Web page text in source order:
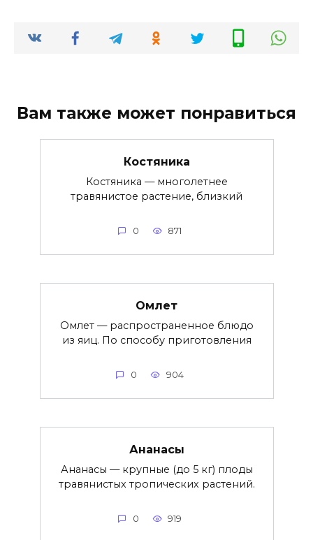
Вам также может понравиться
Костяника
Костяника — многолетнее
травянистое растение, близкий
0 871
Омлет
Омлет — распространенное блюдо
из яиц. По способу приготовления
0 904
Ананасы
Ананасы — крупные (до 5 кг) плоды
травянистых тропических растений.
0 919